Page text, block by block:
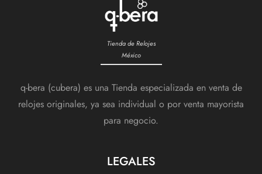
Tienda de Relojes
México
q-bera (cubera) es una Tienda especializada en venta de
relojes originales, ya sea individual o por venta mayorista
para negocio.
LEGALES